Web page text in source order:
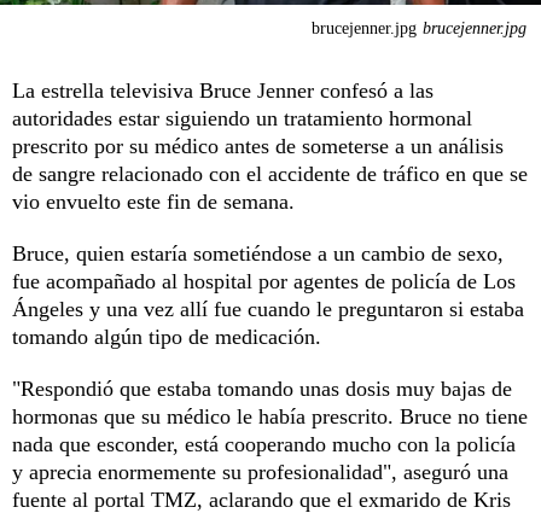
brucejenner.jpg brucejenner.jpg
La estrella televisiva Bruce Jenner confesó a las
autoridades estar siguiendo un tratamiento hormonal
prescrito por su médico antes de someterse a un análisis
de sangre relacionado con el accidente de tráfico en que se
vio envuelto este fin de semana.
Bruce, quien estaría sometiéndose a un cambio de sexo,
fue acompañado al hospital por agentes de policía de Los
Ángeles y una vez allí fue cuando le preguntaron si estaba
tomando algún tipo de medicación.
"Respondió que estaba tomando unas dosis muy bajas de
hormonas que su médico le había prescrito. Bruce no tiene
nada que esconder, está cooperando mucho con la policía
y aprecia enormemente su profesionalidad", aseguró una
fuente al portal TMZ, aclarando que el exmarido de Kris